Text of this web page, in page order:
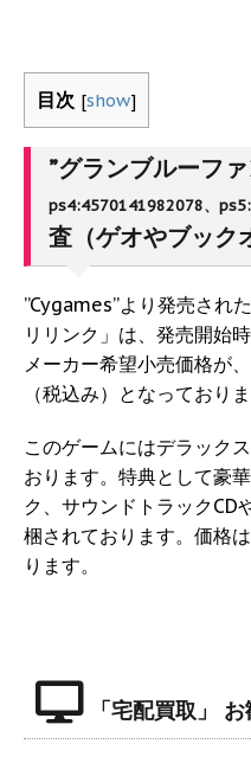
目次 [show]
”グランブルーフ
ps4:4570141982078、
査（ゲオやブック
”Cygames”より発売され
リリンク」は、発売開始
メーカー希望小売価格が
（税込み）となっておりま
このゲームにはデラック
おります。特典として豪
ク、サウンドトラックCD
梱されております。価格
ります。
「宅配買取」